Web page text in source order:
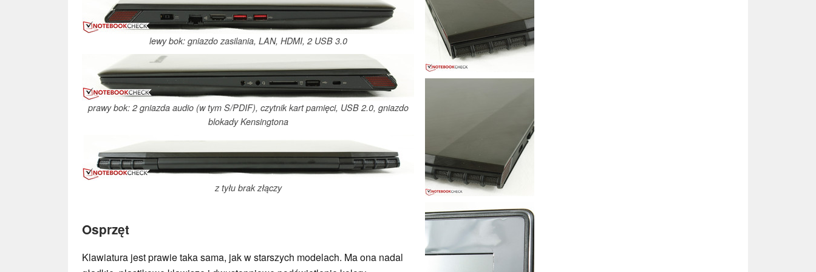
lewy bok: gniazdo zasilania, LAN, HDMI, 2 USB 3.0
prawy bok: 2 gniazda audio (w tym S/PDIF), czytnik kart pamięci, USB 2.0, gniazdo
blokady Kensingtona
z tyłu brak złączy
Osprzęt
Klawiatura jest prawie taka sama, jak w starszych modelach. Ma ona nadal